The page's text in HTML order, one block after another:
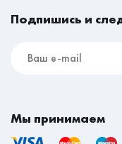
Подпишись и
Мы принимаем